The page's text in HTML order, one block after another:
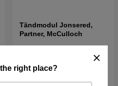
right place?
Tändmodul Jonsered,
Partner, McCulloch
699 kr
736 kr
Best. vara. Skickas om 2-5